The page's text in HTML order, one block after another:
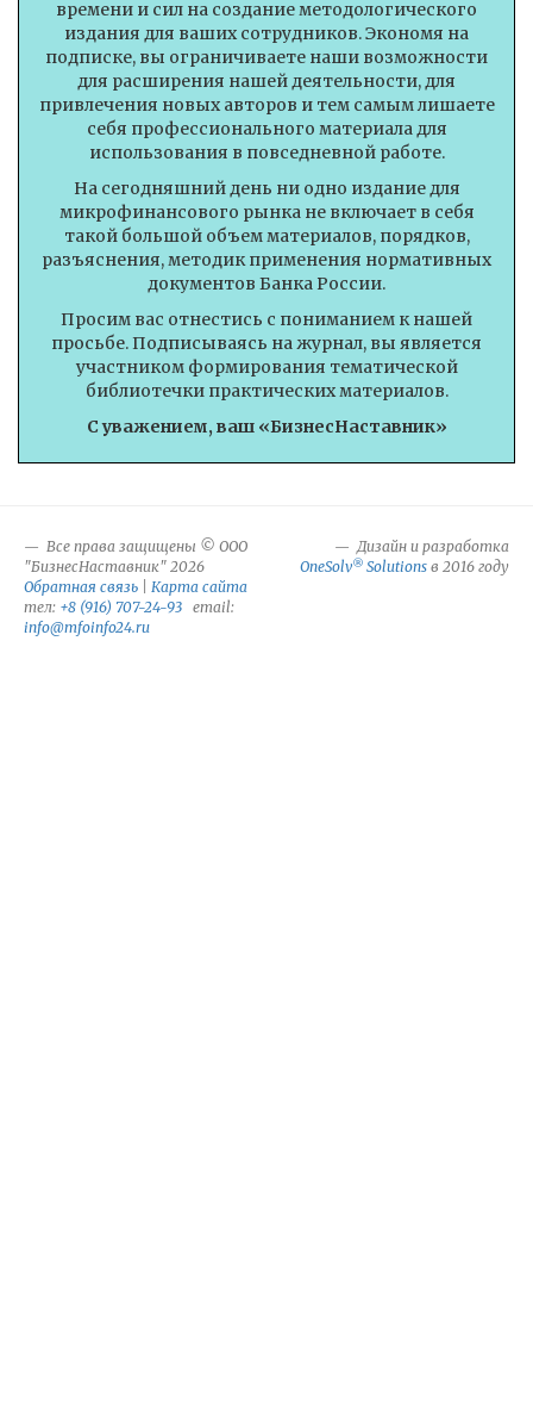
времени и сил на создание методологического
издания для ваших сотрудников. Экономя на
подписке, вы ограничиваете наши возможности
для расширения нашей деятельности, для
привлечения новых авторов и тем самым лишаете
себя профессионального материала для
использования в повседневной работе.
На сегодняшний день ни одно издание для
микрофинансового рынка не включает в себя
такой большой объем материалов, порядков,
разъяснения, методик применения нормативных
документов Банка России.
Просим вас отнестись с пониманием к нашей
просьбе. Подписываясь на журнал, вы является
участником формирования тематической
библиотечки практических материалов.
С уважением, ваш «БизнесНаставник»
Все права защищены © ООО
"БизнесНаставник" 2026
Обратная связь
Карта сайта
тел: +8 (916) 707-24-93 email:
info@mfoinfo24.ru
Дизайн и разработка
OneSolv® Solutions в 2016 году